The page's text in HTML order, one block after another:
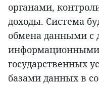
органами,
доходы. Система
обмена данными с
государственных
базами данных в